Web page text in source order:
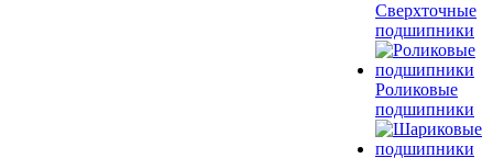
Сверхточные
подшипники
Роликовые
подшипники